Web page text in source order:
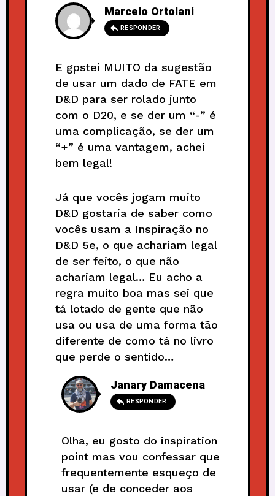
Marcelo Ortolani
RESPONDER
E gpstei MUITO da sugestão
de usar um dado de FATE em
D&D para ser rolado junto
com o D20, e se der um “-” é
uma complicação, se der um
“+” é uma vantagem, achei
bem legal!
Já que vocês jogam muito
D&D gostaria de saber como
vocês usam a Inspiração no
D&D 5e, o que achariam legal
de ser feito, o que não
achariam legal… Eu acho a
regra muito boa mas sei que
tá lotado de gente que não
usa ou usa de uma forma tão
diferente de como tá no livro
que perde o sentido…
Janary Damacena
RESPONDER
Olha, eu gosto do inspiration
point mas vou confessar que
frequentemente esqueço de
usar (e de conceder aos